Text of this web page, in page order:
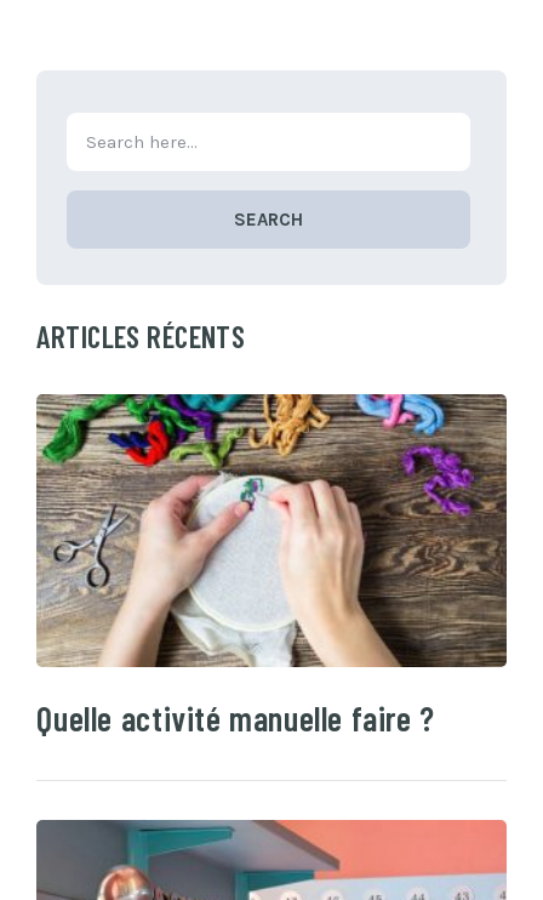
SEARCH
ARTICLES RÉCENTS
Quelle activité manuelle faire ?